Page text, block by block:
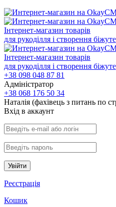
Інтернет-магазин товарів
для рукоділля і створення
Інтернет-магазин товарів
для рукоділля і створення
+38 098 048 87 81
Адміністратор
+38 068 176 50 34
Наталія (фахівець з питань по
Вхiд в аккаунт
Увійти
Реєстрація
Кошик